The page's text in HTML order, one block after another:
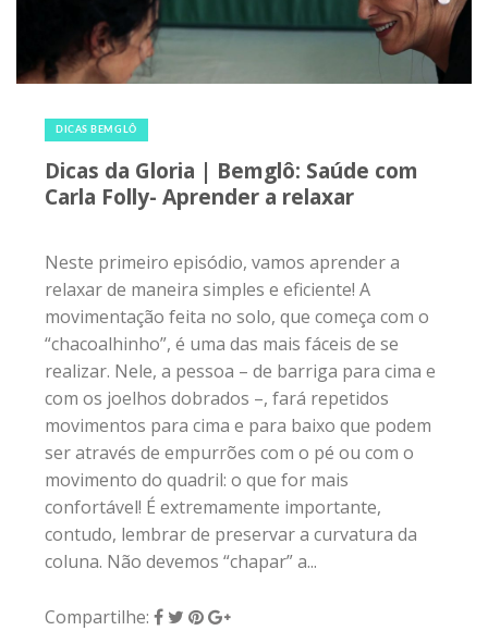
DICAS BEMGLÔ
Dicas da Gloria | Bemglô: Saúde com
Carla Folly- Aprender a relaxar
Neste primeiro episódio, vamos aprender a
relaxar de maneira simples e eficiente! A
movimentação feita no solo, que começa com o
“chacoalhinho”, é uma das mais fáceis de se
realizar. Nele, a pessoa – de barriga para cima e
com os joelhos dobrados –, fará repetidos
movimentos para cima e para baixo que podem
ser através de empurrões com o pé ou com o
movimento do quadril: o que for mais
confortável! É extremamente importante,
contudo, lembrar de preservar a curvatura da
coluna. Não devemos “chapar” a...
Compartilhe: